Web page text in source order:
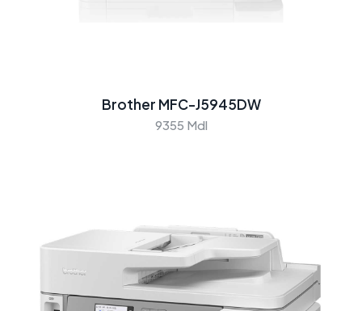
Brother MFC-J5945DW
9355 Mdl